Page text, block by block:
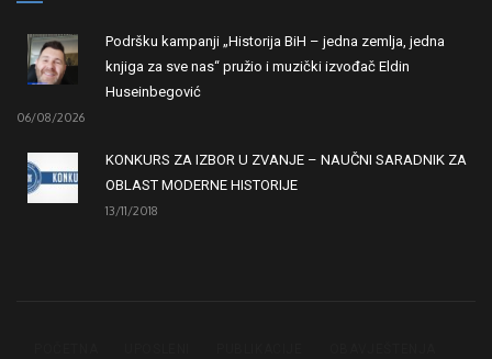
Podršku kampanji „Historija BiH – jedna zemlja, jedna
knjiga za sve nas“ pružio i muzički izvođač Eldin
Huseinbegović
06/08/2026
KONKURS ZA IZBOR U ZVANJE – NAUČNI SARADNIK ZA
OBLAST MODERNE HISTORIJE
13/11/2018